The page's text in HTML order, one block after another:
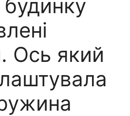
Ось який